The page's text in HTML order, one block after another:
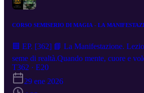
CORSO SEMISERIO DI MAGIA - LA
🟦 EP. [362] 📘 La Manifestazione.
seme di realtà.Quando mente, cuore e
la magia accade: il mondo si modella
lezione scopriremo come usare la forza
ciò che desideriamo, con
T362 · E20
29 ene 2026